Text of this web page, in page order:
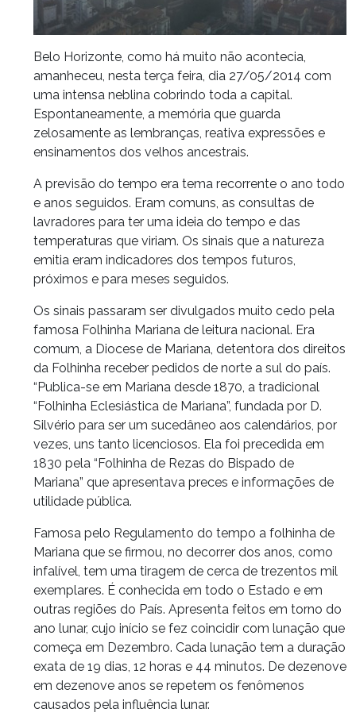
Belo Horizonte, como há muito não acontecia,
amanheceu, nesta terça feira, dia 27/05/2014 com
uma intensa neblina cobrindo toda a capital.
Espontaneamente, a memória que guarda
zelosamente as lembranças, reativa expressões e
ensinamentos dos velhos ancestrais.
A previsão do tempo era tema recorrente o ano todo
e anos seguidos. Eram comuns, as consultas de
lavradores para ter uma ideia do tempo e das
temperaturas que viriam. Os sinais que a natureza
emitia eram indicadores dos tempos futuros,
próximos e para meses seguidos.
Os sinais passaram ser divulgados muito cedo pela
famosa Folhinha Mariana de leitura nacional. Era
comum, a Diocese de Mariana, detentora dos direitos
da Folhinha receber pedidos de norte a sul do país.
“Publica-se em Mariana desde 1870, a tradicional
“Folhinha Eclesiástica de Mariana”, fundada por D.
Silvério para ser um sucedâneo aos calendários, por
vezes, uns tanto licenciosos. Ela foi precedida em
1830 pela “Folhinha de Rezas do Bispado de
Mariana” que apresentava preces e informações de
utilidade pública.
Famosa pelo Regulamento do tempo a folhinha de
Mariana que se firmou, no decorrer dos anos, como
infalível, tem uma tiragem de cerca de trezentos mil
exemplares. É conhecida em todo o Estado e em
outras regiões do País. Apresenta feitos em torno do
ano lunar, cujo início se fez coincidir com lunação que
começa em Dezembro. Cada lunação tem a duração
exata de 19 dias, 12 horas e 44 minutos. De dezenove
em dezenove anos se repetem os fenômenos
causados pela influência lunar.